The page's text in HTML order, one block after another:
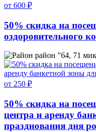
от 600 ₽
50% скидка на
оздоровительного
район "64, 71
от 250 ₽
50% скидка на
центра и аренду
празднования дня